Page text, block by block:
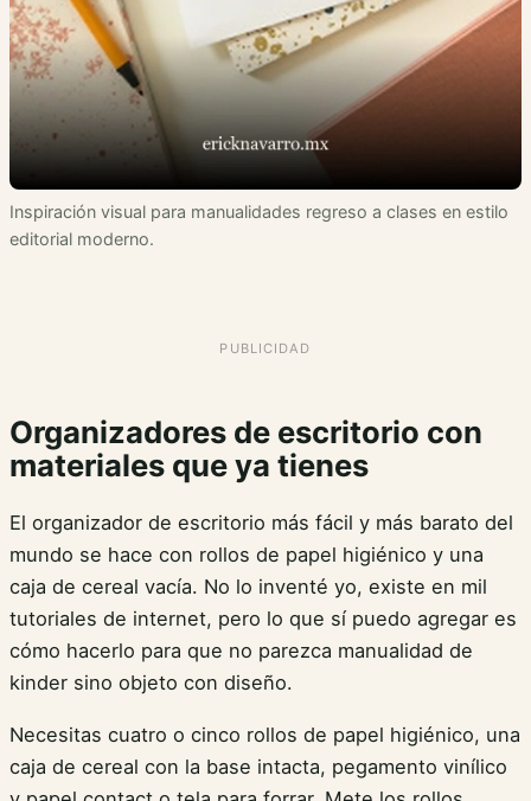
Inspiración visual para manualidades regreso a clases en estilo
editorial moderno.
Organizadores de escritorio con
materiales que ya tienes
El organizador de escritorio más fácil y más barato del
mundo se hace con rollos de papel higiénico y una
caja de cereal vacía. No lo inventé yo, existe en mil
tutoriales de internet, pero lo que sí puedo agregar es
cómo hacerlo para que no parezca manualidad de
kinder sino objeto con diseño.
Necesitas cuatro o cinco rollos de papel higiénico, una
caja de cereal con la base intacta, pegamento vinílico